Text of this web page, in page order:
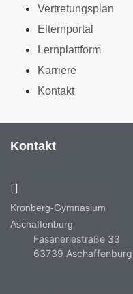
Vertretungsplan
Elternportal
Lernplattform
Karriere
Kontakt
Kontakt
Kronberg-Gymnasium
Aschaffenburg
Fasaneriestraße 33
63739 Aschaffenburg